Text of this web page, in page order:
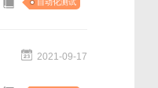
自动化测试
2021-09-17